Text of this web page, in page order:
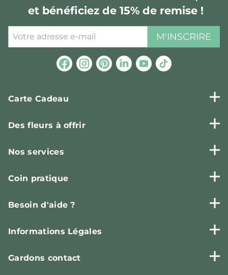
et bénéficiez de 15% de remise !
M'INSCRIRE
Carte Cadeau
Des fleurs à offrir
Nos services
Coin pratique
Besoin d'aide ?
Informations Légales
Gardons contact